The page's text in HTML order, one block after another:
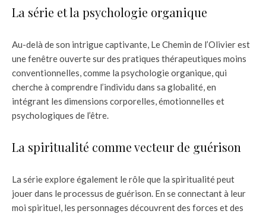
La série et la psychologie organique
Au-delà de son intrigue captivante, Le Chemin de l’Olivier est
une fenêtre ouverte sur des pratiques thérapeutiques moins
conventionnelles, comme la psychologie organique, qui
cherche à comprendre l’individu dans sa globalité, en
intégrant les dimensions corporelles, émotionnelles et
psychologiques de l’être.
La spiritualité comme vecteur de guérison
La série explore également le rôle que la spiritualité peut
jouer dans le processus de guérison. En se connectant à leur
moi spirituel, les personnages découvrent des forces et des